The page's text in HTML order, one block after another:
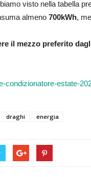
visto nella tabella
almeno 700kWh,
il mezzo preferito
condizionatore-estate-
draghi energia